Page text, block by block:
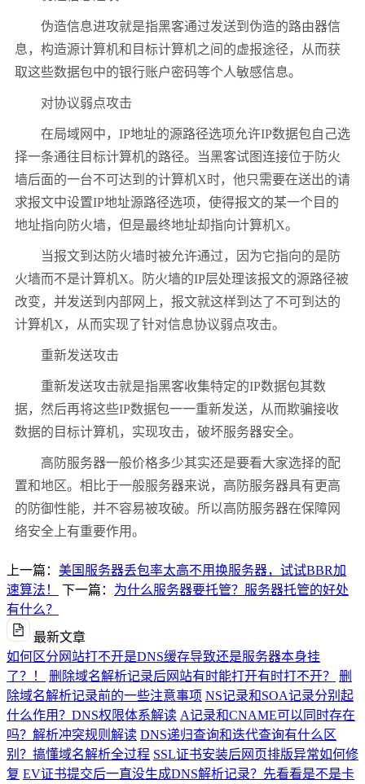
伪造信息进攻就是指黑客通过发送到伪造的路由器信
息，构造源计算机和目标计算机之间的虚报途径，从而获
取这些数据包中的银行账户密码等个人敏感信息。
对协议弱点攻击
在局域网中，IP地址的源路径选项允许IP数据包自己选
择一条通往目标计算机的路径。当黑客试图连接位于防火
墙后面的一台不可达到的计算机X时，他只需要在送出的请
求报文中设置IP地址源路径选项，使得报文的某一个目的
地址指向防火墙，但是最终地址却指向计算机X。
当报文到达防火墙时被允许通过，因为它指向的是防
火墙而不是计算机X。防火墙的IP层处理该报文的源路径被
改变，并发送到内部网上，报文就这样到达了不可到达的
计算机X，从而实现了针对信息协议弱点攻击。
重新发送攻击
重新发送攻击就是指黑客收集特定的IP数据包其数
据，然后再将这些IP数据包一一重新发送，从而欺骗接收
数据的目标计算机，实现攻击，破坏服务器安全。
高防服务器一般价格多少其实还是要看大家选择的配
置和地区。相比于一般服务器来说，高防服务器具有更高
的防御性能，并不容易被攻破。所以高防服务器在保障网
络安全上有重要作用。
上一篇： 美国服务器丢包率太高不用换服务器，试试BBR加
速算法！
下一篇： 为什么服务器要托管？服务器托管的好处
有什么？
最新文章
如何区分网站打不开是DNS缓存导致还是服务器本身挂
了？！
删除域名解析记录后网站有时能打开有时打不开？
删
除域名解析记录前的一些注意事项 NS记录和SOA记录分别起
什么作用？DNS权限体系解读 A记录和CNAME可以同时存在
吗？解析冲突规则解读 DNS递归查询和迭代查询有什么区
别？搞懂域名解析全过程 SSL证书安装后网页排版异常如何修
复 EV证书提交后一直没生成DNS解析记录？先看看是不是卡